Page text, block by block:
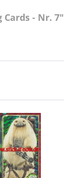
- Nr. 7"